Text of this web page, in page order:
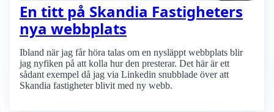
En titt på Skandia Fastigheters
nya webbplats
Ibland när jag får höra talas om en nysläppt webbplats blir
jag nyfiken på att kolla hur den presterar. Det här är ett
sådant exempel då jag via Linkedin snubblade över att
Skandia fastigheter blivit med ny webb.